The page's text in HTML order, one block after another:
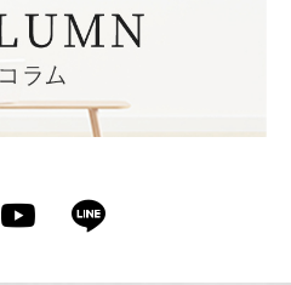
Instagram
YouTube